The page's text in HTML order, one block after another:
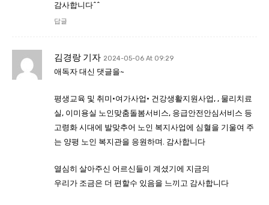
감사합니다^^
답글
김경랑 기자 2024-05-06 At 09:29
애독자 대신 댓글을~
평생교육 및 취미·여가사업· 건강생활지원사업, , 물리치료
실, 이미용실 노인맞춤돌봄서비스, 응급안전안심서비스 등
고령화 시대에 발맞추어 노인 복지사업에 심혈을 기울여 주
는 양평 노인 복지관을 응원하며. 감사합니다
열심히 살아주신 어르신들이 계셨기에 지금의
우리가 조금은 더 편할수 있음을 느끼고 감사합니다